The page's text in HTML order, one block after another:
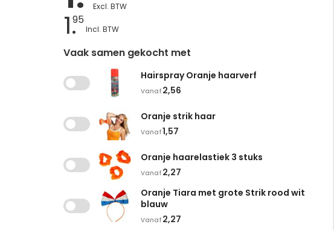
1.95
Vaak samen gekocht met
Hairspray Oranje haarverf
Vanaf 2,56
Oranje strik haar
Vanaf1,57
Oranje haarelastiek 3 stuks
Vanaf 2,27
Oranje Tiara met grote Strik rood wit
blauw
Vanaf 2,27